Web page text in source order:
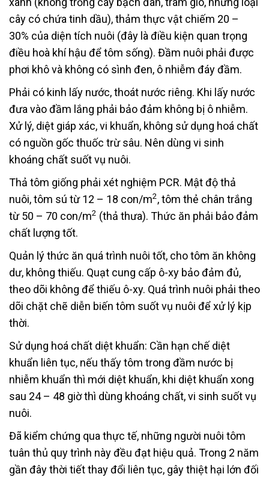
cây có chứa tinh dầu), thảm thực vật chiếm 20 –
30% của diện tích nuôi (đây là điều kiện quan trọng
điều hoà khí hậu để tôm sống). Đầm nuôi phải được
phơi khô và không có sình đen, ô nhiễm đáy đầm.
Phải có kinh lấy nước, thoát nước riêng. Khi lấy nước
đưa vào đầm lắng phải bảo đảm không bị ô nhiễm.
Xử lý, diệt giáp xác, vi khuẩn, không sử dụng hoá chất
có nguồn gốc thuốc trừ sâu. Nên dùng vi sinh
khoáng chất suốt vụ nuôi.
Thả tôm giống phải xét nghiệm PCR. Mật độ thả
nuôi, tôm sú từ 12 – 18 con/m2, tôm thẻ chân trắng
từ 50 – 70 con/m2 (thả thưa). Thức ăn phải bảo đảm
chất lượng tốt.
Quản lý thức ăn quá trình nuôi tốt, cho tôm ăn không
dư, không thiếu. Quạt cung cấp ô-xy bảo đảm đủ,
theo dõi không để thiếu ô-xy. Quá trình nuôi phải theo
dõi chặt chẽ diễn biến tôm suốt vụ nuôi để xử lý kịp
thời.
Sử dụng hoá chất diệt khuẩn: Cần hạn chế diệt
khuẩn liên tục, nếu thấy tôm trong đầm nước bị
nhiễm khuẩn thì mới diệt khuẩn, khi diệt khuẩn xong
sau 24 – 48 giờ thì dùng khoáng chất, vi sinh suốt vụ
nuôi.
Đã kiểm chứng qua thực tế, những người nuôi tôm
tuân thủ quy trình này đều đạt hiệu quả. Trong 2 năm
gần đây thời tiết thay đổi liên tục, gây thiệt hại lớn đối